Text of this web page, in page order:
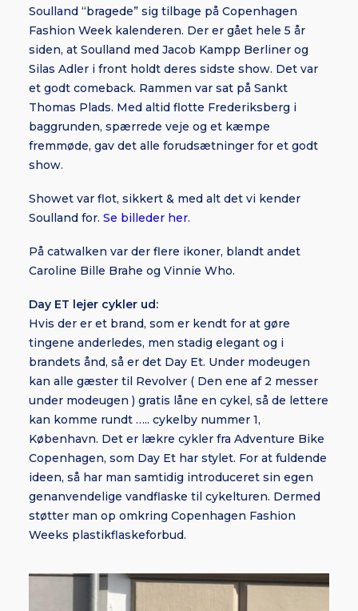
Soulland “bragede” sig tilbage på Copenhagen
Fashion Week kalenderen. Der er gået hele 5 år
siden, at Soulland med Jacob Kampp Berliner og
Silas Adler i front holdt deres sidste show. Det var
et godt comeback. Rammen var sat på Sankt
Thomas Plads. Med altid flotte Frederiksberg i
baggrunden, spærrede veje og et kæmpe
fremmøde, gav det alle forudsætninger for et godt
show.
Showet var flot, sikkert & med alt det vi kender
Soulland for. Se billeder her.
På catwalken var der flere ikoner, blandt andet
Caroline Bille Brahe og Vinnie Who.
Day ET lejer cykler ud:
Hvis der er et brand, som er kendt for at gøre
tingene anderledes, men stadig elegant og i
brandets ånd, så er det Day Et. Under modeugen
kan alle gæster til Revolver ( Den ene af 2 messer
under modeugen ) gratis låne en cykel, så de lettere
kan komme rundt ….. cykelby nummer 1,
København. Det er lækre cykler fra Adventure Bike
Copenhagen, som Day Et har stylet. For at fuldende
ideen, så har man samtidig introduceret sin egen
genanvendelige vandflaske til cykelturen. Dermed
støtter man op omkring Copenhagen Fashion
Weeks plastikflaskeforbud.